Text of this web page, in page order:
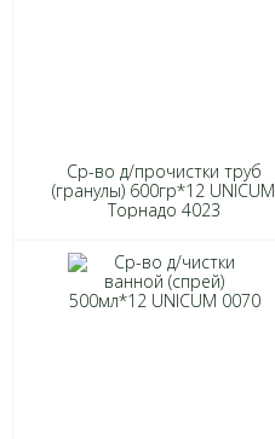
Ср-во д/прочистки труб
(гранулы) 600гр*12 UNICUM
Торнадо 4023